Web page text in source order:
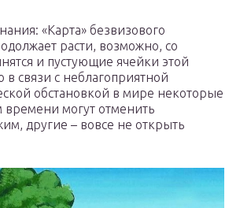
«Карта» безвизового
расти, возможно, со
и пустующие ячейки этой
связи с неблагоприятной
обстановкой в мире некоторые
времени могут отменить
другие – вовсе не открыть